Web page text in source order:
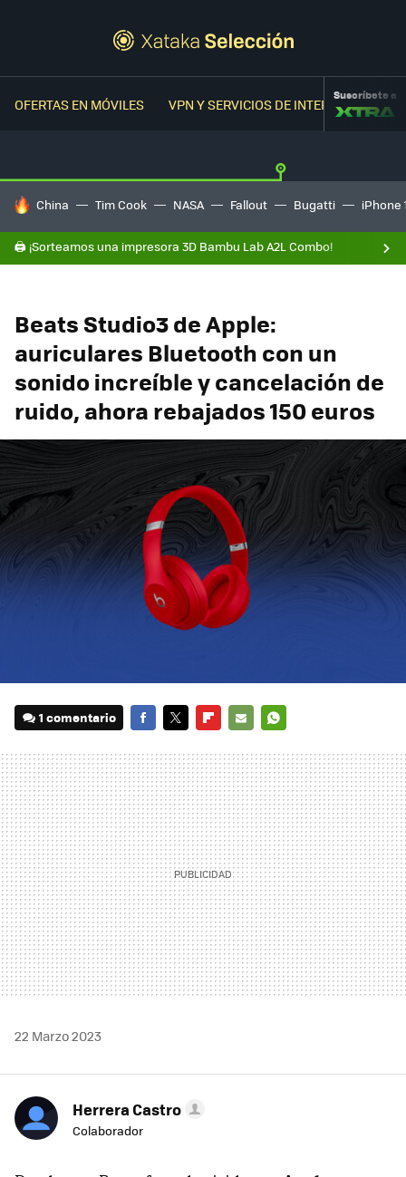
OFERTAS EN MÓVILES VPN Y SERVICIOS DE INTERNETSuscríbete a
HOY SE HABLA DE
China Tim Cook NASA Fallout Bugatti iPhone
🖨️ ¡Sorteamos una impresora 3D Bambu Lab A2L Combo!
Beats Studio3 de Apple:
auriculares Bluetooth con un
sonido increíble y cancelación de
ruido, ahora rebajados 150 euros
1 comentario
MAIL
22 Marzo 2023
Herrera Castro
Colaborador